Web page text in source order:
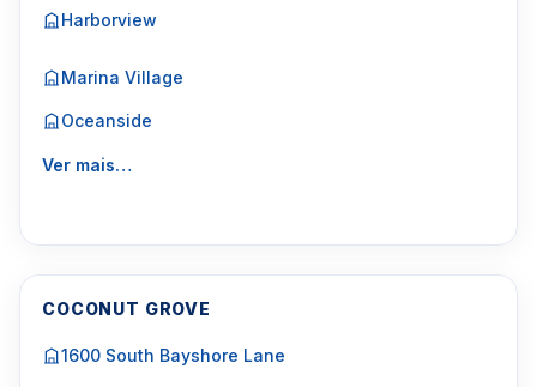
Harborview
Marina Village
Oceanside
Ver mais…
COCONUT GROVE
1600 South Bayshore Lane